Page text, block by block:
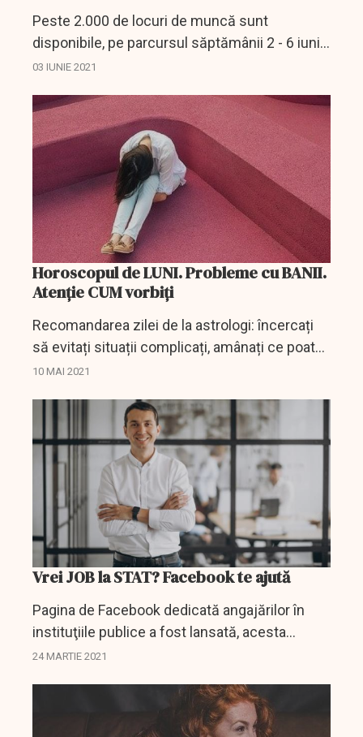
Peste 2.000 de locuri de muncă sunt
disponibile, pe parcursul săptămânii 2 - 6 iunie
2021, la nivelul Capitalei, conform datelor
Ocuparea Forţei de...
03 IUNIE 2021
Horoscopul de LUNI. Probleme cu BANII.
Atenție CUM vorbiți
Recomandarea zilei de la astrologi: încercați
să evitați situații complicați, amânați ce poate
fi amânat, fie că e vorba de rezolvarea unor
10 MAI 2021
Vrei JOB la STAT? Facebook te ajută
Pagina de Facebook dedicată angajărilor în
instituţiile publice a fost lansată, acesta
urmând să fie canalul media prin care vor fi
24 MARTIE 2021